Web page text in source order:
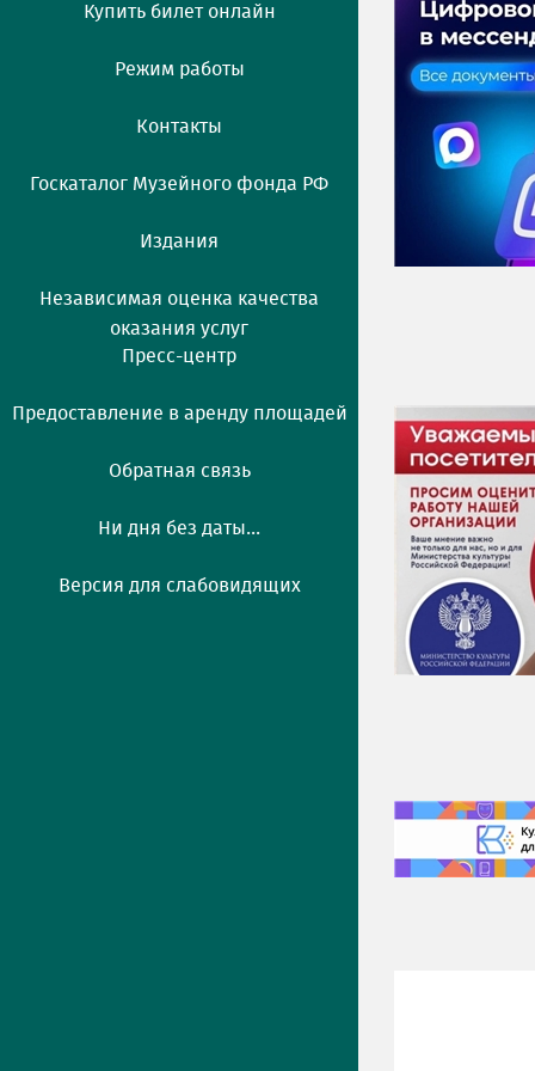
Купить билет онлайн
Режим работы
Контакты
Госкаталог Музейного фонда РФ
Издания
Независимая оценка качества
оказания услуг
Пресс-центр
Предоставление в аренду площадей
Обратная связь
Ни дня без даты...
Версия для слабовидящих